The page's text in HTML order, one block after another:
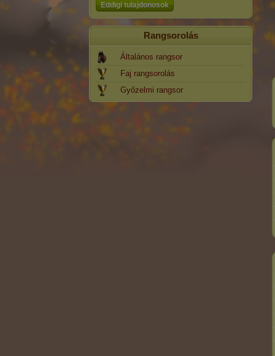
Eddigi tulajdonosok
Rangsorolás
Általános rangsor
Faj rangsorolás
Győzelmi rangsor